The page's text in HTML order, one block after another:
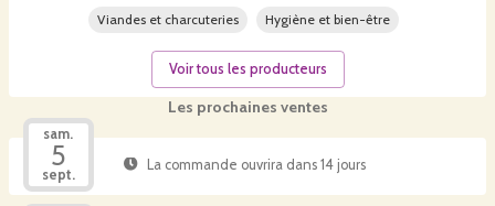
Les prochaines ventes
sam.
5
sept.
La commande ouvrira dans 14 jours
Viandes et charcuteries Hygiène et bien-être
Voir tous les producteurs